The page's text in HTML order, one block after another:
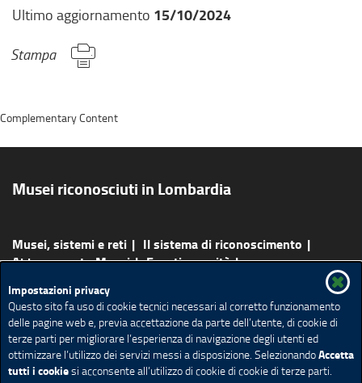
e
a
r
e
u
n
u
o
v
Ultimo aggiornamento 15/10/2024
Stampa
Impostazioni privacy
Questo sito fa uso di cookie tecnici necessari al corretto funzionamento
delle pagine web e, previa accettazione da parte dell’utente, di cookie di
terze parti per migliorare l’esperienza di navigazione degli utenti ed
ottimizzare l’utilizzo dei servizi messi a disposizione. SelezionandoAccetta
tutti i cookiesi acconsente all’utilizzo di cookie di cookie di terze parti.
Musei riconosciuti in Lombardia
Musei, sistemi e reti
Il sistema di riconoscimento
Abbonamento Musei
Eventi e novità
Scopri i musei
Ricerca Musei
Redazione Privacy Note Legali
Accessibilità
Cookie policy
Impostazione Cookie
Complementary Content